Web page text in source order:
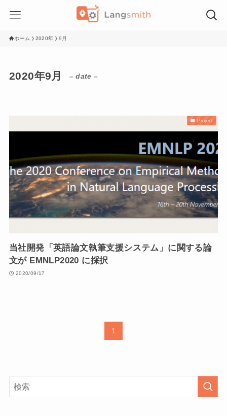
ホーム 2020年 9月
2020年9月 – date –
Project
当社開発「英語論文執筆支援システム」に関する論
文が EMNLP2020 に採択
2020/09/17
1